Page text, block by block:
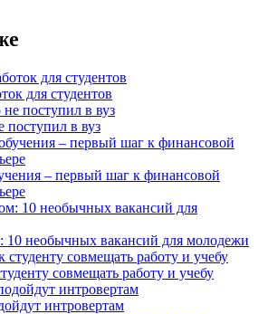
для студентов
поступил в вуз
– первый шаг к финансовой
10 необычных вакансий для молодежи
совмещать работу и учебу
интровертам